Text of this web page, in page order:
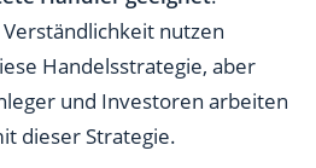
nutzen
Handelsstrategie, aber
und Investoren arbeiten
dieser Strategie.